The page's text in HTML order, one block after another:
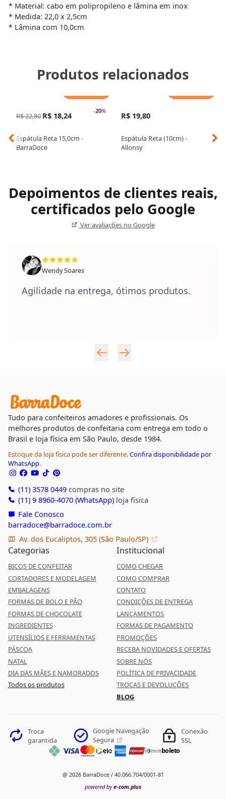
* Material: cabo em polipropileno e lâmina em inox
* Medida: 22,0 x 2,5cm
* Lâmina com 10,0cm
Produtos relacionados
-20%
R$ 22,80 R$ 18,24
Espátula Reta 15,0cm -
BarraDoce
R$ 19,80
Espátula Reta (10cm) -
Allonsy
Depoimentos de clientes reais,
certificados pelo Google
Ver avaliações no Google
Wendy Soares
Agilidade na entrega, ótimos produtos.
Tudo para confeiteiros amadores e profissionais. Os
melhores produtos de confeitaria com entrega em todo o
Brasil e loja física em São Paulo, desde 1984.
Estoque da loja física pode ser diferente.Confira disponibilidade por
WhatsApp.
(11) 3578 0449compras no site
(11) 9 8960-4070 (WhatsApp)loja física
Fale Conosco
barradoce@barradoce.com.br
Av. dos Eucaliptos, 305 (São Paulo/SP)
Categorias
BICOS DE CONFEITAR
CORTADORES E MODELAGEM
EMBALAGENS
FORMAS DE BOLO E PÃO
FORMAS DE CHOCOLATE
INGREDIENTES
UTENSÍLIOS E FERRAMENTAS
PÁSCOA
NATAL
DIA DAS MÃES E NAMORADOS
Todos os produtos
Institucional
COMO CHEGAR
COMO COMPRAR
CONTATO
CONDIÇÕES DE ENTREGA
LANÇAMENTOS
FORMAS DE PAGAMENTO
PROMOÇÕES
RECEBA NOVIDADES E OFERTAS
SOBRE NÓS
POLÍTICA DE PRIVACIDADE
TROCAS E DEVOLUÇÕES
BLOG
Troca
garantida
Google Navegação
Segura
Conexão
SSL
boleto
@ 2026 BarraDoce / 40.066.704/0001-81
powered bye-com.plus